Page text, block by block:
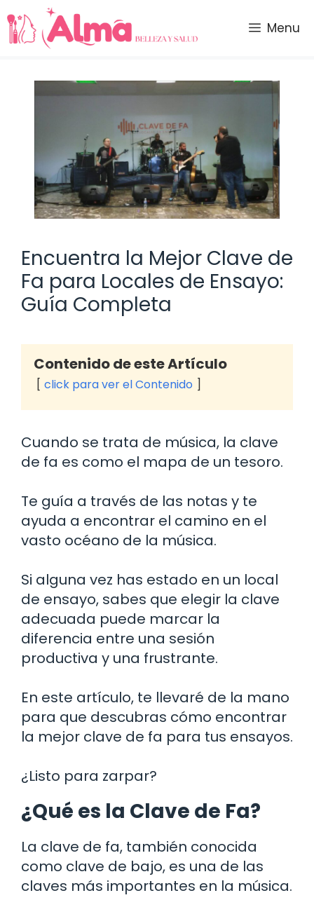
Saltar
al
contenido
Menu
Encuentra la Mejor Clave de
Fa para Locales de Ensayo:
Guía Completa
Contenido de este Artículo
click para ver el Contenido
Cuando se trata de música, la clave
de fa es como el mapa de un tesoro.
Te guía a través de las notas y te
ayuda a encontrar el camino en el
vasto océano de la música.
Si alguna vez has estado en un local
de ensayo, sabes que elegir la clave
adecuada puede marcar la
diferencia entre una sesión
productiva y una frustrante.
En este artículo, te llevaré de la mano
para que descubras cómo encontrar
la mejor clave de fa para tus ensayos.
¿Listo para zarpar?
¿Qué es la Clave de Fa?
La clave de fa, también conocida
como clave de bajo, es una de las
claves más importantes en la música.